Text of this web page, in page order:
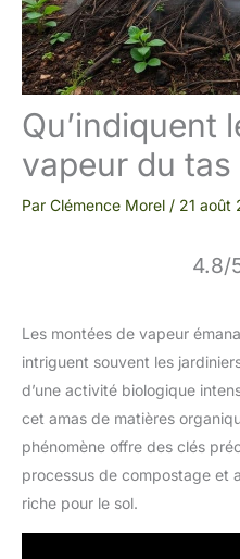
Qu’indiquent
vapeur du
Par Clémence Morel / 21 août
4.8/
Les montées de vapeur
intriguent souvent les
d’une activité biologique
cet amas de matières
phénomène offre des clés
processus de compostage et
riche pour le sol.